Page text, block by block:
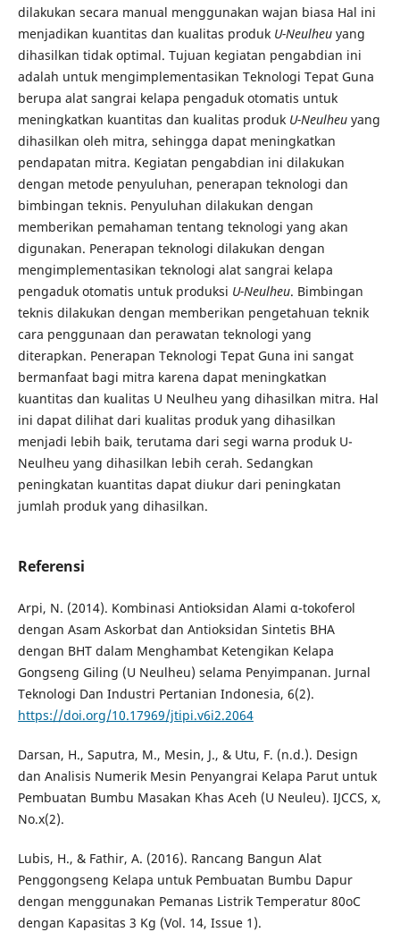
dilakukan secara manual menggunakan wajan biasa Hal ini
menjadikan kuantitas dan kualitas produk U-Neulheuyang
dihasilkan tidak optimal. Tujuan kegiatan pengabdian ini
adalah untuk mengimplementasikan Teknologi Tepat Guna
berupa alat sangrai kelapa pengaduk otomatis untuk
meningkatkan kuantitas dan kualitas produk U-Neulheuyang
dihasilkan oleh mitra, sehingga dapat meningkatkan
pendapatan mitra. Kegiatan pengabdian ini dilakukan
dengan metode penyuluhan, penerapan teknologi dan
bimbingan teknis. Penyuluhan dilakukan dengan
memberikan pemahaman tentang teknologi yang akan
digunakan. Penerapan teknologi dilakukan dengan
mengimplementasikan teknologi alat sangrai kelapa
pengaduk otomatis untuk produksi U-Neulheu. Bimbingan
teknis dilakukan dengan memberikan pengetahuan teknik
cara penggunaan dan perawatan teknologi yang
diterapkan. Penerapan Teknologi Tepat Guna ini sangat
bermanfaat bagi mitra karena dapat meningkatkan
kuantitas dan kualitas U Neulheu yang dihasilkan mitra. Hal
ini dapat dilihat dari kualitas produk yang dihasilkan
menjadi lebih baik, terutama dari segi warna produk U-
Neulheu yang dihasilkan lebih cerah. Sedangkan
peningkatan kuantitas dapat diukur dari peningkatan
jumlah produk yang dihasilkan.
Referensi
Arpi, N. (2014). Kombinasi Antioksidan Alami α-tokoferol
dengan Asam Askorbat dan Antioksidan Sintetis BHA
dengan BHT dalam Menghambat Ketengikan Kelapa
Gongseng Giling (U Neulheu) selama Penyimpanan. Jurnal
Teknologi Dan Industri Pertanian Indonesia, 6(2).
https://doi.org/10.17969/jtipi.v6i2.2064
Darsan, H., Saputra, M., Mesin, J., & Utu, F. (n.d.). Design
dan Analisis Numerik Mesin Penyangrai Kelapa Parut untuk
Pembuatan Bumbu Masakan Khas Aceh (U Neuleu). IJCCS, x,
No.x(2).
Lubis, H., & Fathir, A. (2016). Rancang Bangun Alat
Penggongseng Kelapa untuk Pembuatan Bumbu Dapur
dengan menggunakan Pemanas Listrik Temperatur 80oC
dengan Kapasitas 3 Kg (Vol. 14, Issue 1).